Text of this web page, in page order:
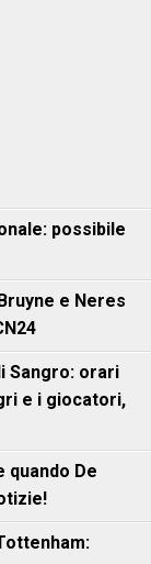
possibile
e Neres
Sangro: orari
e i giocatori,
quando De